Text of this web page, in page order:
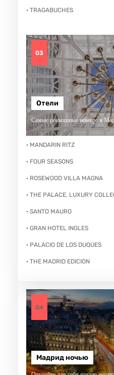
· TRAGABUCHES
03
Отели
Самые роскошные номера в
· MANDARIN RITZ
· FOUR SEASONS
· ROSEWOOD VILLA MAGNA
· THE PALACE, LUXURY
· SANTO MAURO
· GRAN HOTEL INGLES
· PALACIO DE LOS DUQUES
· THE MADRID EDICION
04
Мадрид ночью